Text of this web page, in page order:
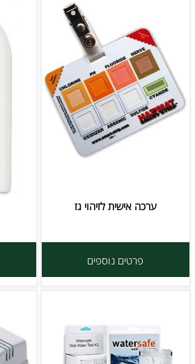
ערכה אישית לזיהוי גז
פרטים נוספים